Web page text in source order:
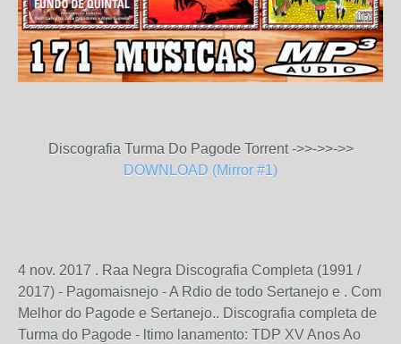
Discografia Turma Do Pagode Torrent ->>->>->>
DOWNLOAD (Mirror #1)
4 nov. 2017 . Raa Negra Discografia Completa (1991 /
2017) - Pagomaisnejo - A Rdio de todo Sertanejo e . Com
Melhor do Pagode e Sertanejo.. Discografia completa de
Turma do Pagode - ltimo lanamento: TDP XV Anos Ao